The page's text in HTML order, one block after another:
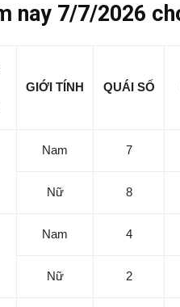
nay 7/7/2026
GIỚI TÍNH QUÁI SỐ
Nam 7
Nữ 8
Nam 4
Nữ 2